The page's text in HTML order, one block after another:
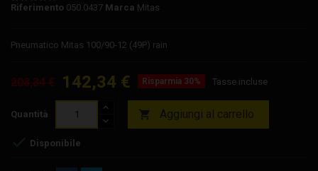
Riferimento 050.0437 Marca Mitas
Pneumatico Mitas 100/90-12 (49P) rain
203,34 € 142,34 € Risparmia 30% Tasse incluse
Quantità  Aggiungi al carrello
 Disponibile